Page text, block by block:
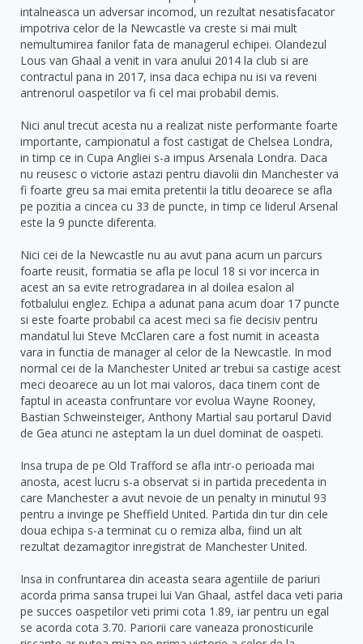
intalneasca un adversar incomod, un rezultat nesatisfacator
impotriva celor de la Newcastle va creste si mai mult
nemultumirea fanilor fata de managerul echipei. Olandezul
Lous van Ghaal a venit in vara anului 2014 la club si are
contractul pana in 2017, insa daca echipa nu isi va reveni
antrenorul oaspetilor va fi cel mai probabil demis.
Nici anul trecut acesta nu a realizat niste performante foarte
importante, campionatul a fost castigat de Chelsea Londra,
in timp ce in Cupa Angliei s-a impus Arsenala Londra. Daca
nu reusesc o victorie astazi pentru diavolii din Manchester va
fi foarte greu sa mai emita pretentii la titlu deoarece se afla
pe pozitia a cincea cu 33 de puncte, in timp ce liderul Arsenal
este la 9 puncte diferenta.
Nici cei de la Newcastle nu au avut pana acum un parcurs
foarte reusit, formatia se afla pe locul 18 si vor incerca in
acest an sa evite retrogradarea in al doilea esalon al
fotbalului englez. Echipa a adunat pana acum doar 17 puncte
si este foarte probabil ca acest meci sa fie decisiv pentru
mandatul lui Steve McClaren care a fost numit in aceasta
vara in functia de manager al celor de la Newcastle. In mod
normal cei de la Manchester United ar trebui sa castige acest
meci deoarece au un lot mai valoros, daca tinem cont de
faptul in aceasta confruntare vor evolua Wayne Rooney,
Bastian Schweinsteiger, Anthony Martial sau portarul David
de Gea atunci ne asteptam la un duel dominat de oaspeti.
Insa trupa de pe Old Trafford se afla intr-o perioada mai
anosta, acest lucru s-a observat si in partida precedenta in
care Manchester a avut nevoie de un penalty in minutul 93
pentru a invinge pe Sheffield United. Partida din tur din cele
doua echipa s-a terminat cu o remiza alba, fiind un alt
rezultat dezamagitor inregistrat de Manchester United.
Insa in confruntarea din aceasta seara agentiile de pariuri
acorda prima sansa trupei lui Van Ghaal, astfel daca veti paria
pe succes oaspetilor veti primi cota 1.89, iar pentru un egal
se acorda cota 3.70. Pariorii care vaneaza pronosticurile